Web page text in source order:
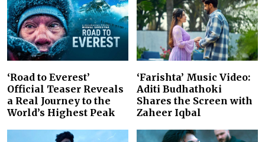
‘Road to Everest’
Official Teaser Reveals
a Real Journey to the
World’s Highest Peak
‘Farishta’ Music Video:
Aditi Budhathoki
Shares the Screen with
Zaheer Iqbal